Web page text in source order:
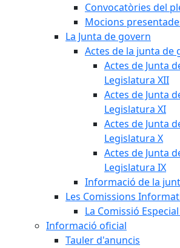
Convocatòries del
Mocions
La Junta de govern
Actes de la junta de
Actes de Junta
Legislatura XII
Actes de Junta
Legislatura XI
Actes de Junta
Legislatura X
Actes de Junta
Legislatura IX
Informació de la
Les Comissions
La Comissió
Informació oficial
Tauler d'anuncis